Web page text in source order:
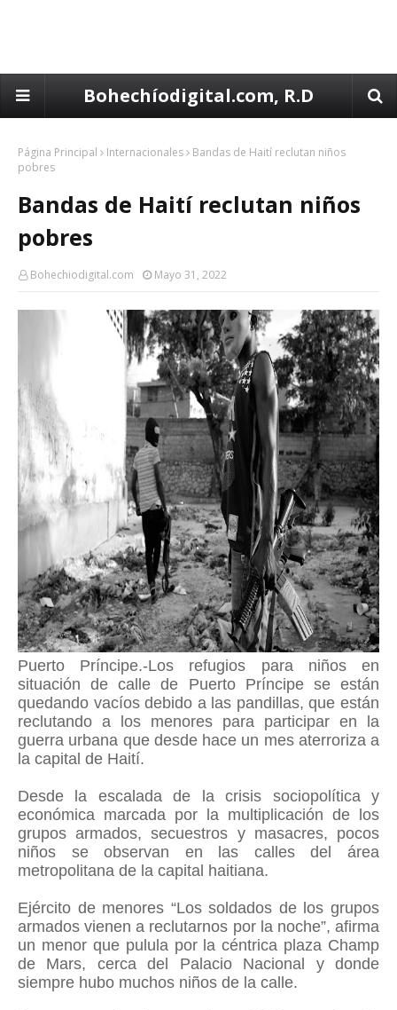
Bohechíodigital.com, R.D
Página Principal Internacionales
Bandas de Haití reclutan niños
pobres
Bandas de Haití reclutan niños
pobres
Bohechiodigital.com Mayo 31, 2022
Puerto Príncipe.-Los refugios para niños en
situación de calle de Puerto Príncipe se están
quedando vacíos debido a las pandillas, que están
reclutando a los menores para participar en la
guerra urbana que desde hace un mes aterroriza a
la capital de Haití.
Desde la escalada de la crisis sociopolítica y
económica marcada por la multiplicación de los
grupos armados, secuestros y masacres, pocos
niños se observan en las calles del área
metropolitana de la capital haitiana.
Ejército de menores “Los soldados de los grupos
armados vienen a reclutarnos por la noche”, afirma
un menor que pulula por la céntrica plaza Champ
de Mars, cerca del Palacio Nacional y donde
siempre hubo muchos niños de la calle.